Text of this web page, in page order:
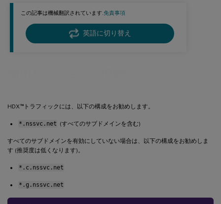
この記事は機械翻訳されています.免責事項
英語に切り替え
HDX ™トラフィックには、以下の構成をお勧めします。
*.nssvc.net (すべてのサブドメインを含む)
すべてのサブドメインを有効にしていない場合は、以下の構成をお勧めしま
す (推奨度は低くなります)。
*.c.nssvc.net
*.g.nssvc.net